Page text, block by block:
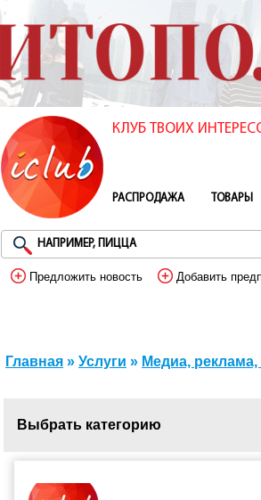
КЛУБ ТВОИХ
РАСПРОДАЖА ТОВАРЫ
Предложить новость Добавить
Главная » Услуги » Медиа,
Выбрать категорию
Периодические издания